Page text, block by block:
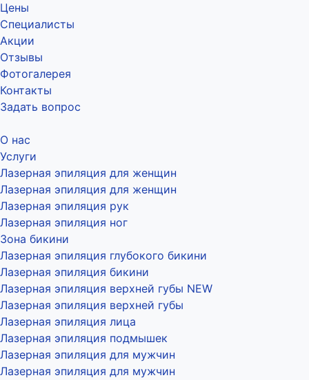
Цены
Специалисты
Акции
Отзывы
Фотогалерея
Контакты
Задать вопрос
О нас
Услуги
Лазерная эпиляция для женщин
Лазерная эпиляция для женщин
Лазерная эпиляция рук
Лазерная эпиляция ног
Зона бикини
Лазерная эпиляция глубокого бикини
Лазерная эпиляция бикини
Лазерная эпиляция верхней губы NEW
Лазерная эпиляция верхней губы
Лазерная эпиляция лица
Лазерная эпиляция подмышек
Лазерная эпиляция для мужчин
Лазерная эпиляция для мужчин